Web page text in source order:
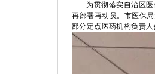
为贯彻落实自治区
再部署再动员。市医保
部分定点医药机构负责人